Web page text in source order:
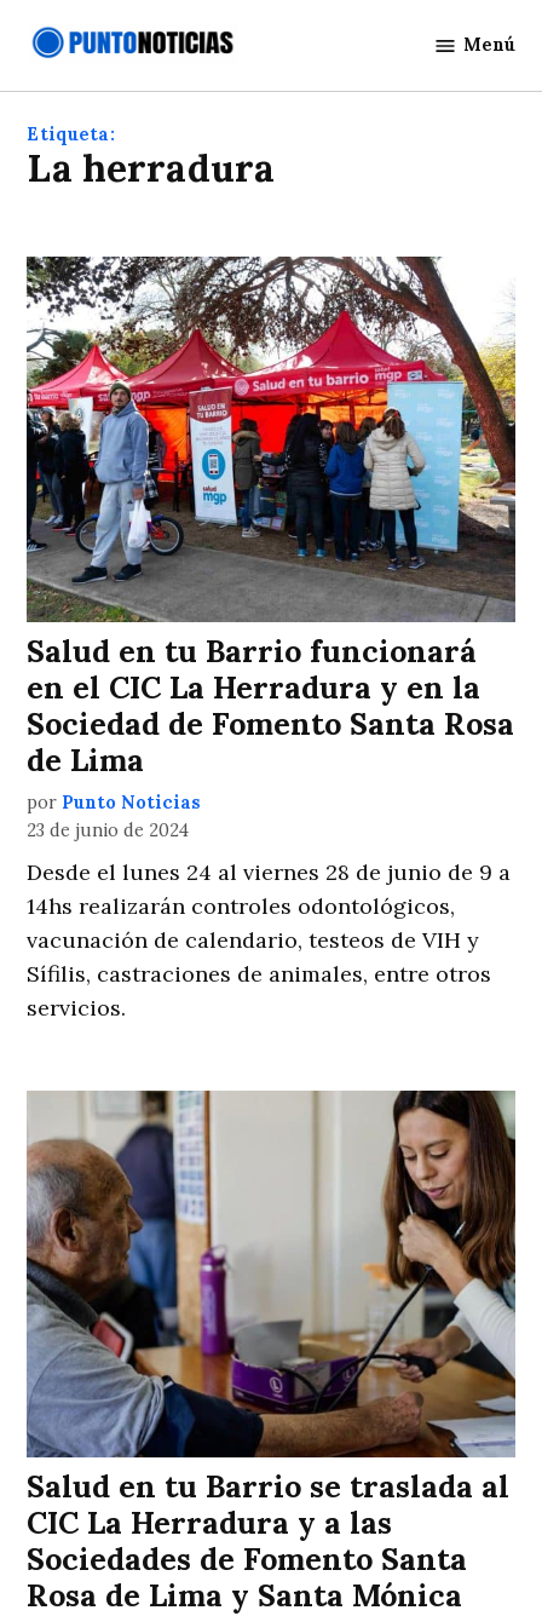
Noticias
Menú
Etiqueta:
la herradura
Salud en tu Barrio funcionará
en el CIC La Herradura y en la
Sociedad de Fomento Santa Rosa
de Lima
por Punto Noticias
23 de junio de 2024
Desde el lunes 24 al viernes 28 de junio de 9 a
14hs realizarán controles odontológicos,
vacunación de calendario, testeos de VIH y
Sífilis, castraciones de animales, entre otros
servicios.
Salud en tu Barrio se traslada al
CIC La Herradura y a las
Sociedades de Fomento Santa
Rosa de Lima y Santa Mónica